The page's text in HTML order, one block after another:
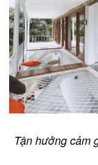
Tận hưởng cảm